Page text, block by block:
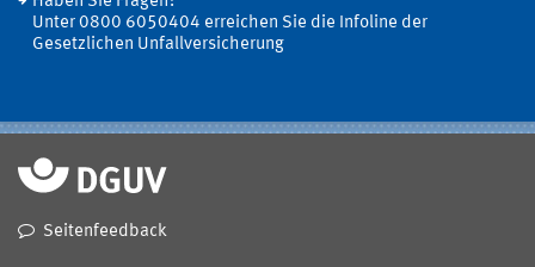
Unter 0800 6050404 erreichen Sie die Infoline der
Gesetzlichen Unfallversicherung
Seitenfeedback